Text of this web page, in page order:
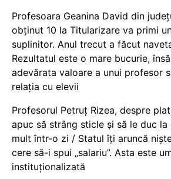
Profesoara Geanina David din
obținut 10 la Titularizare va primi
suplinitor. Anul trecut a făcut
Rezultatul este o mare bucurie,
adevărata valoare a unui profesor
relația cu elevii
Profesorul Petruț Rizea, despre
apuc să strâng sticle și să le duc la
mult într-o zi / Statul îți aruncă
cere să-i spui „salariu”. Asta este
instituționalizată